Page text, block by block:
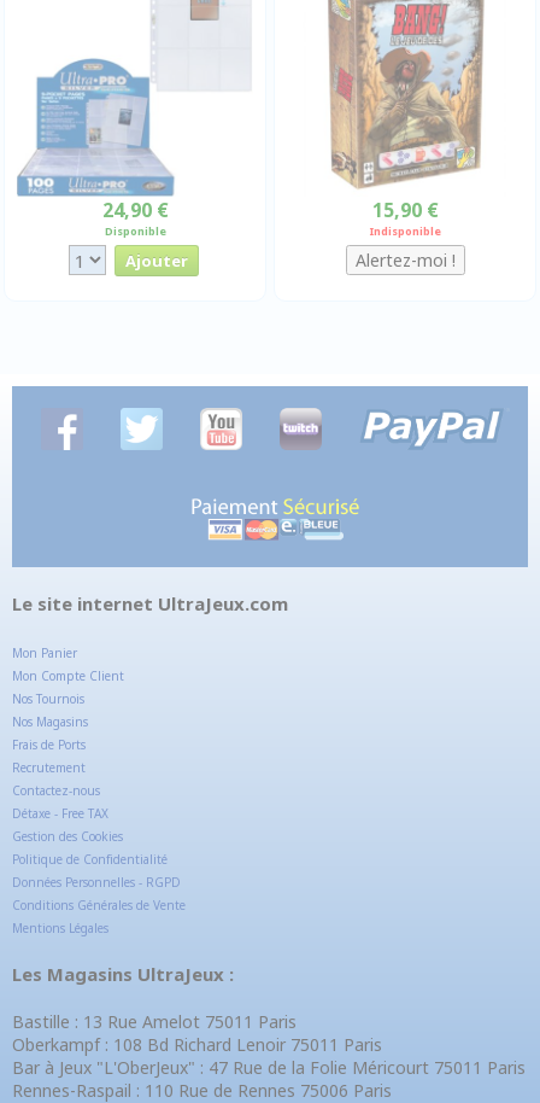
24,90 €
Disponible
15,90 €
Indisponible
Le site internet UltraJeux.com
Mon Panier
Mon Compte Client
Nos Tournois
Nos Magasins
Frais de Ports
Recrutement
Contactez-nous
Détaxe - Free TAX
Gestion des Cookies
Politique de Confidentialité
Données Personnelles - RGPD
Conditions Générales de Vente
Mentions Légales
Les Magasins UltraJeux :
Bastille : 13 Rue Amelot 75011 Paris
Oberkampf : 108 Bd Richard Lenoir 75011 Paris
Bar à Jeux "L'OberJeux" : 47 Rue de la Folie Méricourt 75011 Paris
Rennes-Raspail : 110 Rue de Rennes 75006 Paris